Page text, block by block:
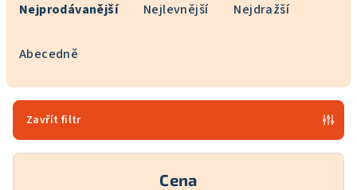
r
o
Nejprodávanější Nejlevnější Nejdražší
Abecedně
Zavřít filtr
Cena